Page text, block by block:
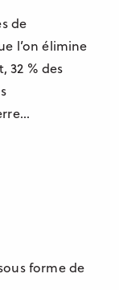
de
l’on élimine
32 % des
forme de